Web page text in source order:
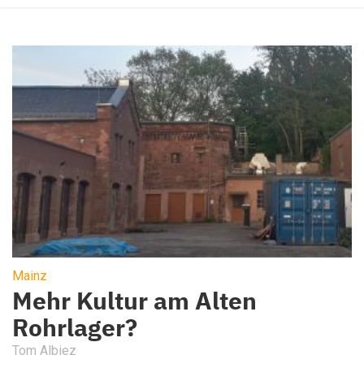
Mainz
Mehr Kultur am Alten
Rohrlager?
Tom Albiez